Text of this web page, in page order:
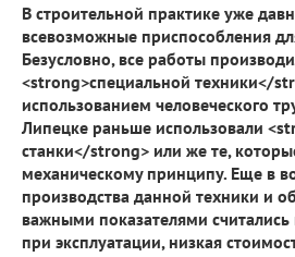
В строительной практике уже
всевозможные приспособления
Безусловно, все работы
<strong>специальной техники</
использованием человеческого
Липецке раньше использовали
станки</strong> или же те,
механическому принципу. Еще в
производства данной техники и
важными показателями считались
при эксплуатации, низкая